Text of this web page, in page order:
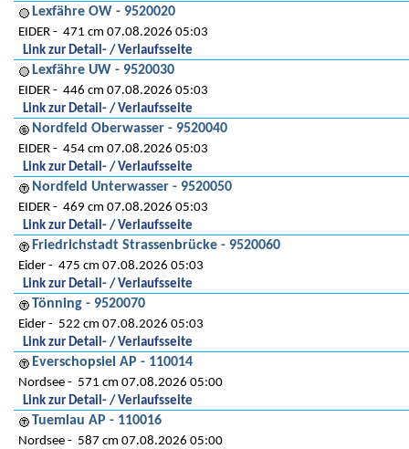
Lexfähre OW - 9520020
EIDER
471 cm 07.08.2026 05:03
Link zur Detail- / Verlaufsseite
Lexfähre UW - 9520030
EIDER
446 cm 07.08.2026 05:03
Link zur Detail- / Verlaufsseite
Nordfeld Oberwasser - 9520040
EIDER
454 cm 07.08.2026 05:03
Link zur Detail- / Verlaufsseite
Nordfeld Unterwasser - 9520050
EIDER
469 cm 07.08.2026 05:03
Link zur Detail- / Verlaufsseite
Friedrichstadt Strassenbrücke - 9520060
Eider
475 cm 07.08.2026 05:03
Link zur Detail- / Verlaufsseite
Tönning - 9520070
Eider
522 cm 07.08.2026 05:03
Link zur Detail- / Verlaufsseite
Everschopsiel AP - 110014
Nordsee
571 cm 07.08.2026 05:00
Link zur Detail- / Verlaufsseite
Tuemlau AP - 110016
Nordsee
587 cm 07.08.2026 05:00